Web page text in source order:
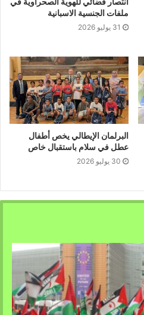
ملفات الجنسية الاسبانية
31 يوليو 2026
البرلمان الإيطالي يخص أطفال
عطل في سلام باستقبال خاص
30 يوليو 2026